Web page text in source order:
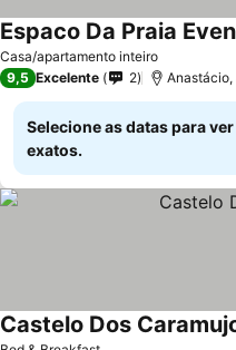
Casa/apartamento inteiro
Espaco Da Praia
9,5 Excelente 2 Anastácio,
Selecione as datas para
exatos.
Castelo Dos